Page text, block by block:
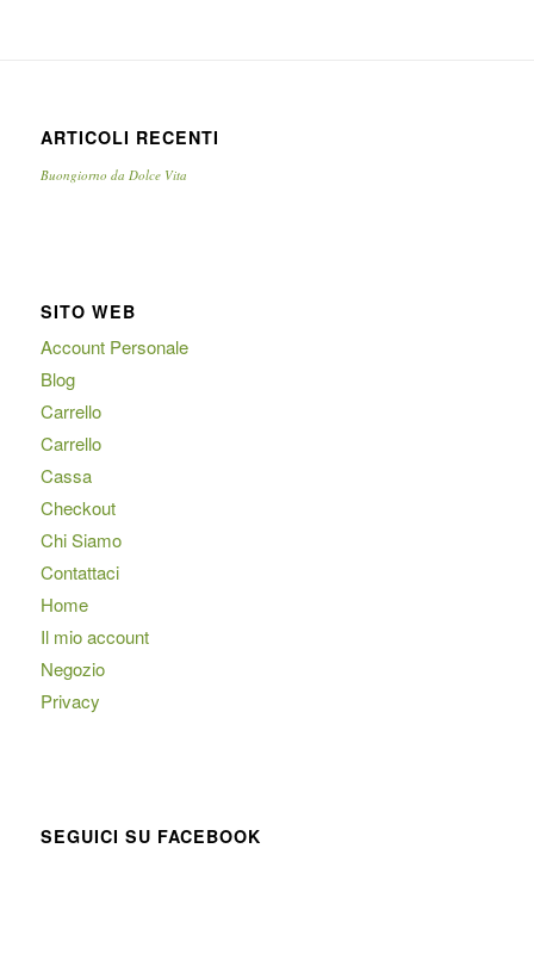
ARTICOLI RECENTI
Buongiorno da Dolce Vita
SITO WEB
Account Personale
Blog
Carrello
Carrello
Cassa
Checkout
Chi Siamo
Contattaci
Home
Il mio account
Negozio
Privacy
SEGUICI SU FACEBOOK